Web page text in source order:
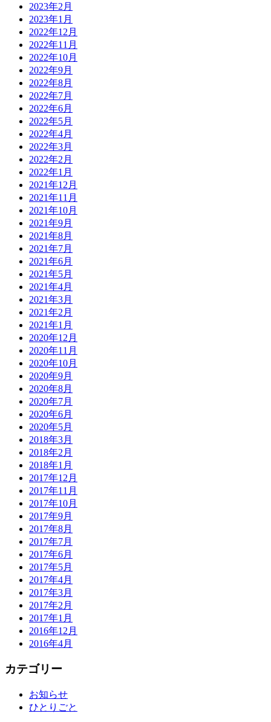
2023年2月
2023年1月
2022年12月
2022年11月
2022年10月
2022年9月
2022年8月
2022年7月
2022年6月
2022年5月
2022年4月
2022年3月
2022年2月
2022年1月
2021年12月
2021年11月
2021年10月
2021年9月
2021年8月
2021年7月
2021年6月
2021年5月
2021年4月
2021年3月
2021年2月
2021年1月
2020年12月
2020年11月
2020年10月
2020年9月
2020年8月
2020年7月
2020年6月
2020年5月
2018年3月
2018年2月
2018年1月
2017年12月
2017年11月
2017年10月
2017年9月
2017年8月
2017年7月
2017年6月
2017年5月
2017年4月
2017年3月
2017年2月
2017年1月
2016年12月
2016年4月
カテゴリー
お知らせ
ひとりごと